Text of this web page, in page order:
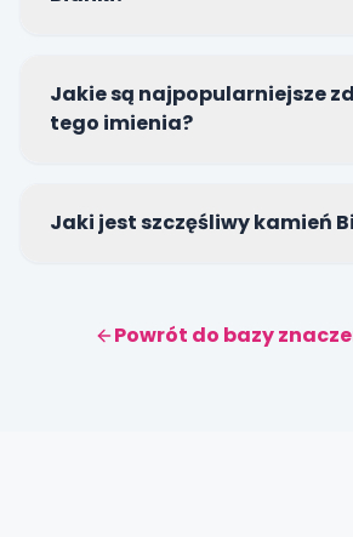
Bianki w Polsce jest 2 grudnia.
Jakie są najpopularniejsze
tego imienia?
uroczy skrót Bibi.
Jaki jest szczęśliwy kamień
lśniący diament oraz naturalna
Powrót do bazy